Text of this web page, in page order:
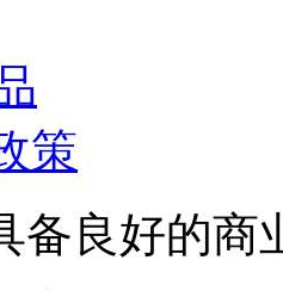
策
良好的商